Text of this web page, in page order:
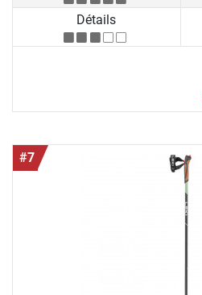
Détails
#7